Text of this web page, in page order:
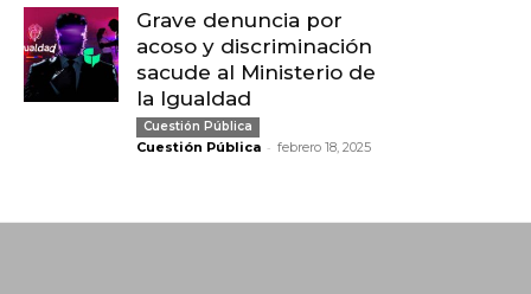
Grave denuncia por
acoso y discriminación
sacude al Ministerio de
la Igualdad
Cuestión Pública
Cuestión Pública - febrero 18, 2025